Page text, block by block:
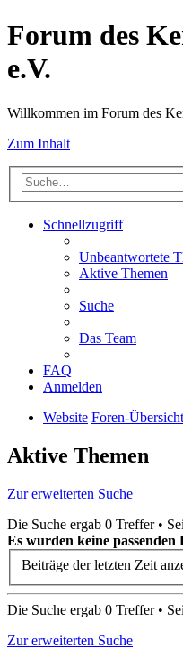
Forum des
e.V.
Willkommen im Forum des
Zum Inhalt
Schnellzugriff
Unbeantwortete
Aktive Themen
Suche
Das Team
FAQ
Anmelden
Website Foren-Übersicht
Aktive Themen
Zur erweiterten Suche
Die Suche ergab 0 Treffer •
Es wurden keine passenden
Beiträge der letzten Zeit
Die Suche ergab 0 Treffer •
Zur erweiterten Suche